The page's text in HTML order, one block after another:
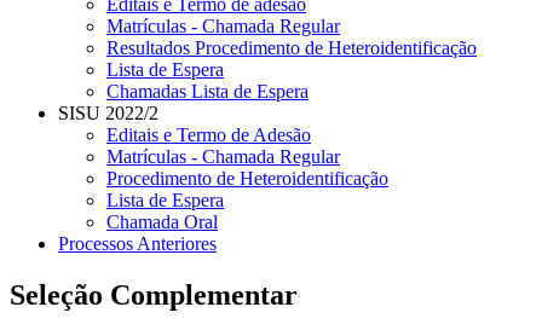
Editais e Termo de adesão
Matrículas - Chamada Regular
Resultados Procedimento de Heteroidentificação
Lista de Espera
Chamadas Lista de Espera
SISU 2022/2
Editais e Termo de Adesão
Matrículas - Chamada Regular
Procedimento de Heteroidentificação
Lista de Espera
Chamada Oral
Processos Anteriores
Seleção Complementar